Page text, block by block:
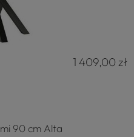
1 409,00 zł
90 cm Alta